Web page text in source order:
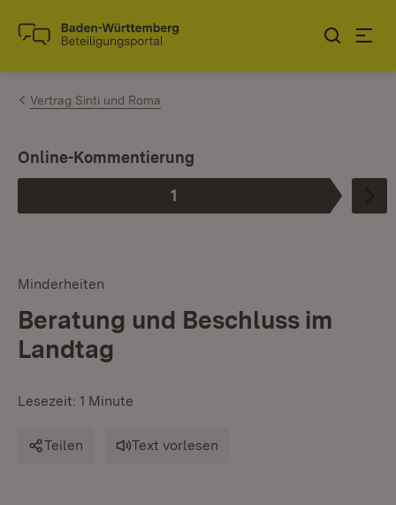
Zum Inhalt springen
Link zur Startseite
Vertrag Sinti und Roma
Phase
1
:
Online-Kommentierung
Minderheiten
Beratung und Beschluss im
Landtag
Lesezeit: 1 Minute
Teilen Text vorlesen